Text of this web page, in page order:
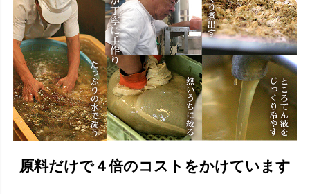
原料だけで４倍のコストをかけています